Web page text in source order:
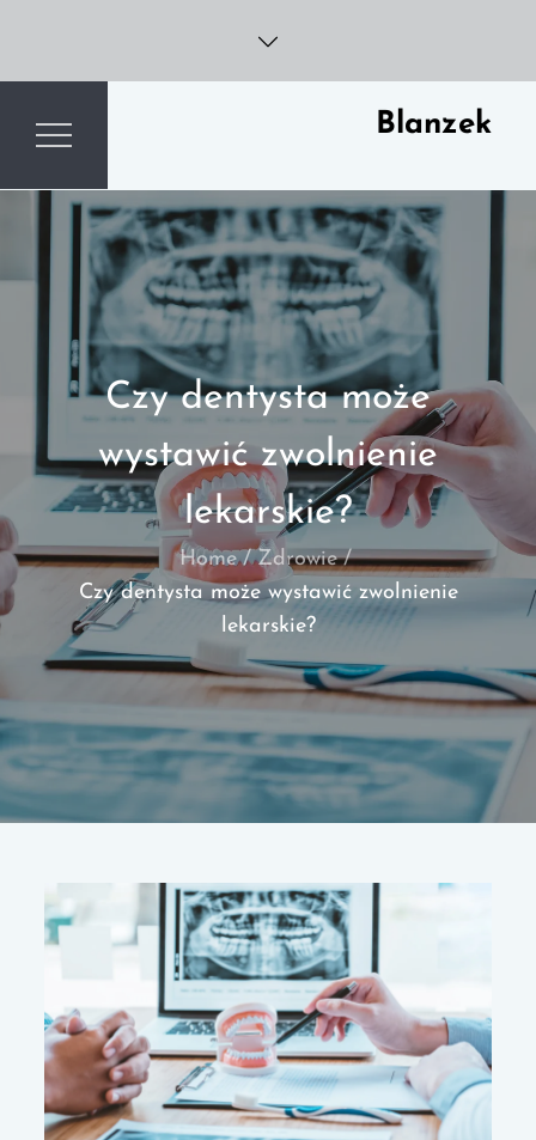
content
Blanzek
Czy dentysta może
wystawić zwolnienie
lekarskie?
Home
Zdrowie
Czy dentysta może wystawić zwolnienie
lekarskie?